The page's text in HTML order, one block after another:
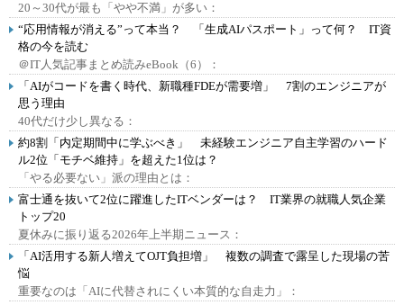
20～30代が最も「やや不満」が多い：
“応用情報が消える”って本当？ 「生成AIパスポート」って何？ IT資
格の今を読む
＠IT人気記事まとめ読みeBook（6）：
「AIがコードを書く時代、新職種FDEが需要増」 7割のエンジニアが
思う理由
40代だけ少し異なる：
約8割「内定期間中に学ぶべき」 未経験エンジニア自主学習のハード
ル2位「モチベ維持」を超えた1位は？
「やる必要ない」派の理由とは：
富士通を抜いて2位に躍進したITベンダーは？ IT業界の就職人気企業
トップ20
夏休みに振り返る2026年上半期ニュース：
「AI活用する新人増えてOJT負担増」 複数の調査で露呈した現場の苦
悩
重要なのは「AIに代替されにくい本質的な自走力」：